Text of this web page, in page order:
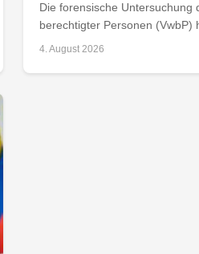
Die forensische Untersuchung
berechtigter Personen (VwbP)
4. August 2026